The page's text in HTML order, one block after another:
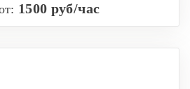
1500 руб/час